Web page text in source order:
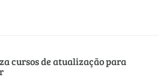
cursos de atualização para